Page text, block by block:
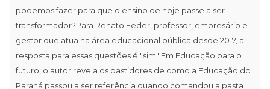
podemos fazer para que o ensino de hoje passe a ser
transformador?Para Renato Feder, professor, empresário e
gestor que atua na área educacional pública desde 2017, a
resposta para essas questões é "sim"!Em Educação para o
futuro, o autor revela os bastidores de como a Educação do
Paraná passou a ser referência quando comandou a pasta